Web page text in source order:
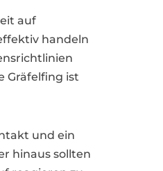
auf
handeln
Gräfelfing ist
und ein
hinaus sollten